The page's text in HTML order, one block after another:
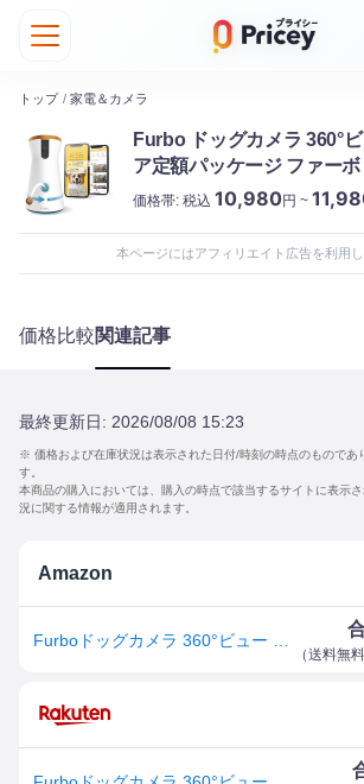
トップ / 家電＆カメラ
Furbo ドッグカメラ 360°
ア定額パッケージ ファーボ
価格帯: 税込 10,980円 ~
本ページにはアフィリエイト広告を利用
価格比較関連記事
最終更新日: 2026/08/08 15:23
※ 価格および在庫状況は表示された日付/時刻の時点のものであ
す。
本商品の購入においては、購入の時点で該当するサイトに表示
況に関する情報が適用されます。
Amazon
（送料無料